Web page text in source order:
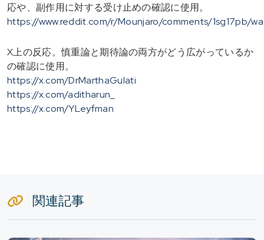
応や、副作用に対する受け止めの確認に使用。
https://www.reddit.com/r/Mounjaro/comments/1sg17pb/
X上の反応。慎重論と期待論の両方がどう広がっているか
の確認に使用。
https://x.com/DrMarthaGulati
https://x.com/aditharun_
https://x.com/YLeyfman
関連記事